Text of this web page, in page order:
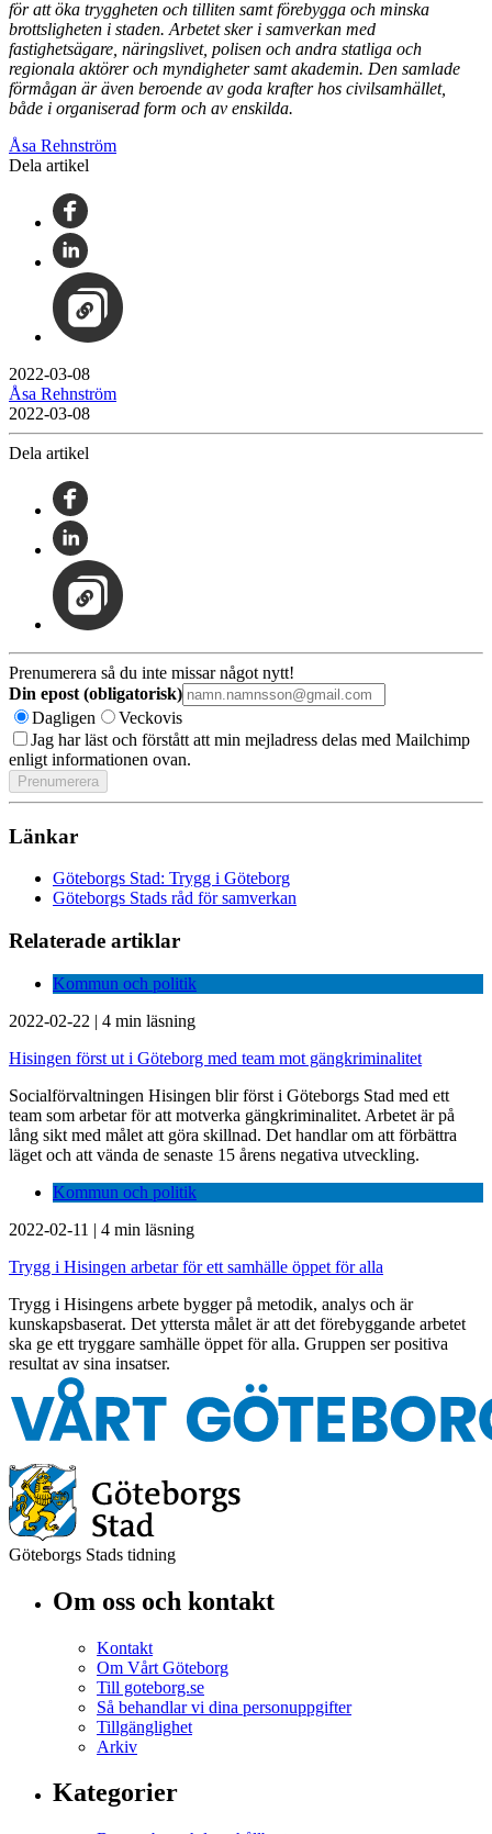
för att öka tryggheten och tilliten samt förebygga och minska
brottsligheten i staden. Arbetet sker i samverkan med
fastighetsägare, näringslivet, polisen och andra statliga och
regionala aktörer och myndigheter samt akademin. Den samlade
förmågan är även beroende av goda krafter hos civilsamhället,
både i organiserad form och av enskilda.
Åsa Rehnström
Dela artikel
2022-03-08
Åsa Rehnström
2022-03-08
Dela artikel
Prenumerera så du inte missar något nytt!
Din epost (obligatorisk)
Dagligen
Veckovis
Jag har läst och förstått att min mejladress delas med Mailchimp
enligt informationen ovan.
Länkar
Göteborgs Stad: Trygg i Göteborg
Göteborgs Stads råd för samverkan
Relaterade artiklar
Kommun och politik
2022-02-22 | 4 min läsning
Hisingen först ut i Göteborg med team mot gängkriminalitet
Socialförvaltningen Hisingen blir först i Göteborgs Stad med ett
team som arbetar för att motverka gängkriminalitet. Arbetet är på
lång sikt med målet att göra skillnad. Det handlar om att förbättra
läget och att vända de senaste 15 årens negativa utveckling.
Kommun och politik
2022-02-11 | 4 min läsning
Trygg i Hisingen arbetar för ett samhälle öppet för alla
Trygg i Hisingens arbete bygger på metodik, analys och är
kunskapsbaserat. Det yttersta målet är att det förebyggande arbetet
ska ge ett tryggare samhälle öppet för alla. Gruppen ser positiva
resultat av sina insatser.
Göteborgs Stads tidning
Om oss och kontakt
Kontakt
Om Vårt Göteborg
Till goteborg.se
Så behandlar vi dina personuppgifter
Tillgänglighet
Arkiv
Kategorier